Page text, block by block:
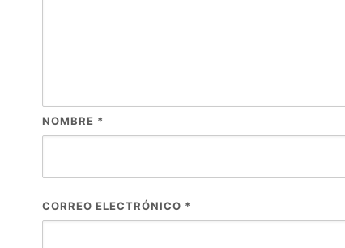
NOMBRE *
CORREO ELECTRÓNICO *